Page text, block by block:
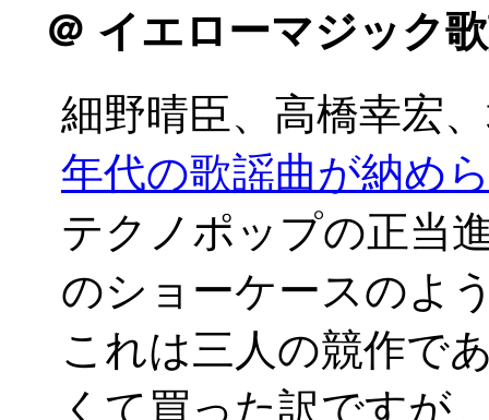
＠ イエローマジック
細野晴臣、高橋幸宏
年代の歌謡曲が納め
テクノポップの正当
のショーケースのよ
これは三人の競作で
くて買った訳ですが